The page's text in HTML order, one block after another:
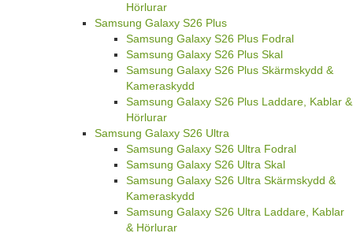
Hörlurar
Samsung Galaxy S26 Plus
Samsung Galaxy S26 Plus Fodral
Samsung Galaxy S26 Plus Skal
Samsung Galaxy S26 Plus Skärmskydd &
Kameraskydd
Samsung Galaxy S26 Plus Laddare, Kablar &
Hörlurar
Samsung Galaxy S26 Ultra
Samsung Galaxy S26 Ultra Fodral
Samsung Galaxy S26 Ultra Skal
Samsung Galaxy S26 Ultra Skärmskydd &
Kameraskydd
Samsung Galaxy S26 Ultra Laddare, Kablar
& Hörlurar